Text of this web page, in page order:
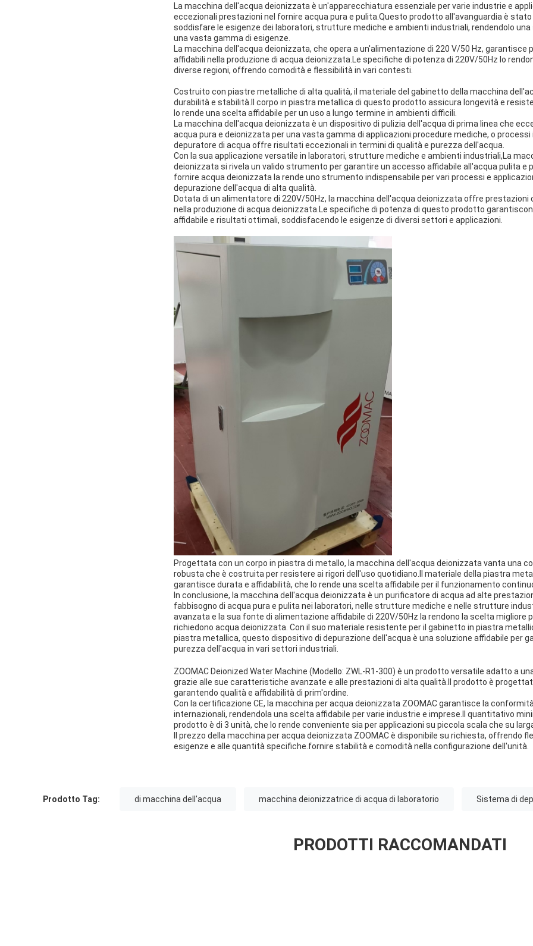
La macchina dell'acqua deionizzata è un'apparecchiatura essenziale per varie industrie e
eccezionali prestazioni nel fornire acqua pura e pulita.Questo prodotto all'avanguardia è
soddisfare le esigenze dei laboratori, strutture mediche e ambienti industriali, rendendolo
una vasta gamma di esigenze.
La macchina dell'acqua deionizzata, che opera a un'alimentazione di 220 V/50 Hz, garantisce
affidabili nella produzione di acqua deionizzata.Le specifiche di potenza di 220V/50Hz lo
diverse regioni, offrendo comodità e flessibilità in vari contesti.
Costruito con piastre metalliche di alta qualità, il materiale del gabinetto della macchina
durabilità e stabilità.Il corpo in piastra metallica di questo prodotto assicura longevità e
lo rende una scelta affidabile per un uso a lungo termine in ambienti difficili.
La macchina dell'acqua deionizzata è un dispositivo di pulizia dell'acqua di prima linea che
acqua pura e deionizzata per una vasta gamma di applicazioni.procedure mediche, o
depuratore di acqua offre risultati eccezionali in termini di qualità e purezza dell'acqua.
Con la sua applicazione versatile in laboratori, strutture mediche e ambienti industriali,La
deionizzata si rivela un valido strumento per garantire un accesso affidabile all'acqua pulita e
fornire acqua deionizzata la rende uno strumento indispensabile per vari processi e
depurazione dell'acqua di alta qualità.
Dotata di un alimentatore di 220V/50Hz, la macchina dell'acqua deionizzata offre
nella produzione di acqua deionizzata.Le specifiche di potenza di questo prodotto
affidabile e risultati ottimali, soddisfacendo le esigenze di diversi settori e applicazioni.
Progettata con un corpo in piastra di metallo, la macchina dell'acqua deionizzata vanta una
robusta che è costruita per resistere ai rigori dell'uso quotidiano.Il materiale della piastra
garantisce durata e affidabilità, che lo rende una scelta affidabile per il funzionamento
In conclusione, la macchina dell'acqua deionizzata è un purificatore di acqua ad alte
fabbisogno di acqua pura e pulita nei laboratori, nelle strutture mediche e nelle strutture
avanzata e la sua fonte di alimentazione affidabile di 220V/50Hz la rendono la scelta migliore
richiedono acqua deionizzata. Con il suo materiale resistente per il gabinetto in piastra
piastra metallica, questo dispositivo di depurazione dell'acqua è una soluzione affidabile per
purezza dell'acqua in vari settori industriali.
ZOOMAC Deionized Water Machine (Modello: ZWL-R1-300) è un prodotto versatile adatto a
grazie alle sue caratteristiche avanzate e alle prestazioni di alta qualità.Il prodotto è
garantendo qualità e affidabilità di prim'ordine.
Con la certificazione CE, la macchina per acqua deionizzata ZOOMAC garantisce la
internazionali, rendendola una scelta affidabile per varie industrie e imprese.Il quantitativo
prodotto è di 3 unità, che lo rende conveniente sia per applicazioni su piccola scala che su
Il prezzo della macchina per acqua deionizzata ZOOMAC è disponibile su richiesta, offrendo
esigenze e alle quantità specifiche.fornire stabilità e comodità nella configurazione dell'unità.
Prodotto Tag: di macchina dell'acqua macchina deionizzatrice di acqua di laboratorio Sistema di
PRODOTTI RACCOMANDATI